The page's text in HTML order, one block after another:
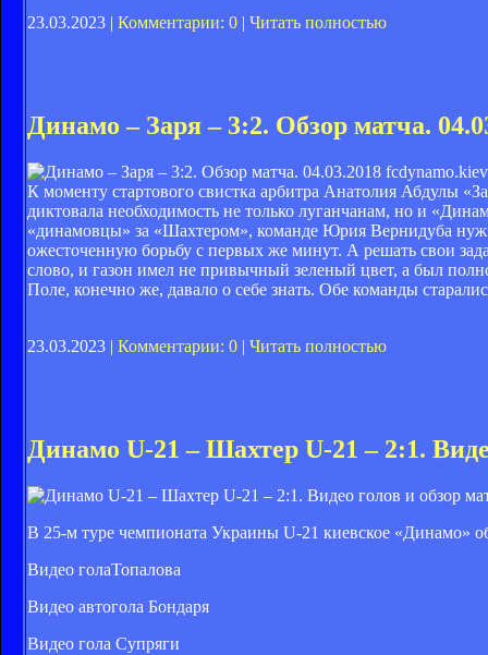
23.03.2023 | Комментарии: 0 | Читать полностью
Динамо – Заря – 3:2. Обзор матча.
К моменту стартового свистка арбитра Анатолия Абдулы
диктовала необходимость не только луганчанам, но и
«динамовцы» за «Шахтером», команде Юрия Вернидуба
ожесточенную борьбу с первых же минут. А решать свои
слово, и газон имел не привычный зеленый цвет, а был
Поле, конечно же, давало о себе знать. Обе команды
23.03.2023 | Комментарии: 0 | Читать полностью
Динамо U-21 – Шахтер U-21 – 2:1.
В 25-м туре чемпионата Украины U-21 киевское «Динамо»
Видео голаТопалова
Видео автогола Бондаря
Видео гола Супряги